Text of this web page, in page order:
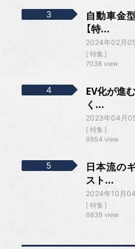
自動車金
【特...
2024年02月
特集
7038 view
EV化が進
く...
2023年04月
特集
6954 view
日本流の
スト...
2024年10月
特集
6839 view